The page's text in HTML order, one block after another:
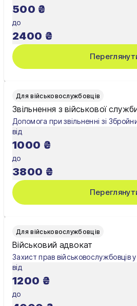
500 ₴
до
2400 ₴
Для військовослужбовців
Звільнення з військової
Допомога при звільненні зі
від
1000 ₴
до
3800 ₴
Для військовослужбовців
Військовий адвокат
Захист прав військовослужбовців у
від
1200 ₴
до